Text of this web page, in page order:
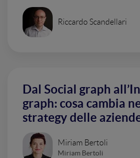
Riccardo Scandellari
Dal Social graph
graph: cosa cambia
strategy delle
Miriam Bertoli
Miriam Bertoli